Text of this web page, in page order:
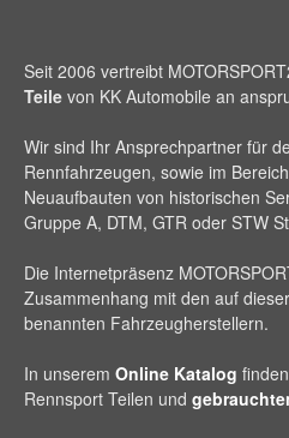
Seit 2006 vertreibt
Teile von KK Automobile an
Wir sind Ihr Ansprechpartner für
Rennfahrzeugen, sowie im
Neuaufbauten von historischen
Gruppe A, DTM, GTR oder STW
Die Internetpräsenz
Zusammenhang mit den auf
benannten Fahrzeugherstellern.
In unserem Online Katalog
Rennsport Teilen und